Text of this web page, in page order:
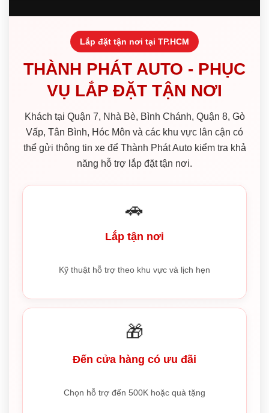
Lắp đặt tận nơi tại TP.HCM
THÀNH PHÁT AUTO - PHỤC
VỤ LẮP ĐẶT TẬN NƠI
Khách tại Quận 7, Nhà Bè, Bình Chánh, Quận 8, Gò
Vấp, Tân Bình, Hóc Môn và các khu vực lân cận có
thể gửi thông tin xe để Thành Phát Auto kiểm tra khả
năng hỗ trợ lắp đặt tận nơi.
🚗
Lắp tận nơi
Kỹ thuật hỗ trợ theo khu vực và lịch hẹn
🎁
Đến cửa hàng có ưu đãi
Chọn hỗ trợ đến 500K hoặc quà tặng